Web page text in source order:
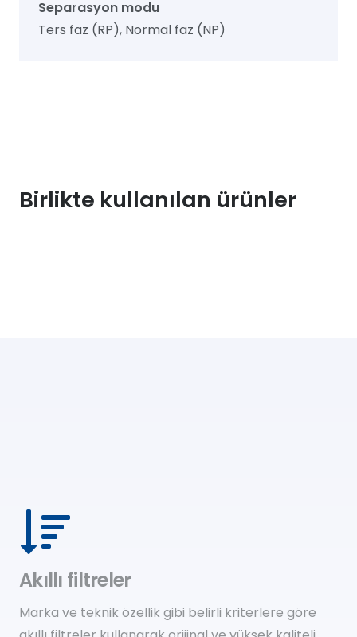
Separasyon modu
Ters faz (RP), Normal faz (NP)
Birlikte kullanılan ürünler
Akıllı filtreler
Marka ve teknik özellik gibi belirli kriterlere göre